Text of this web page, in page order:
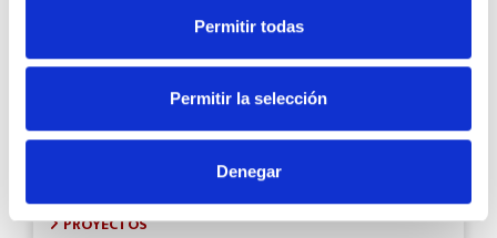
Permitir todas
Permitir la selección
Denegar
Soluciones en equipamiento
de Hostelería y frío industrial.
INICIO
PROYECTOS